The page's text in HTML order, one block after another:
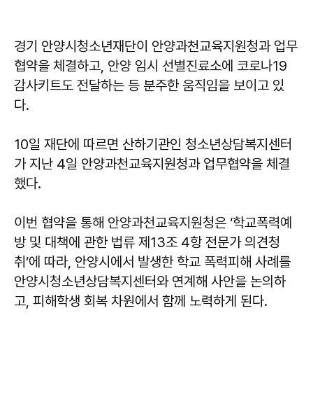
경기 안양시청소년재단이 안양과천교육지원청과 업무
협약을 체결하고, 안양 임시 선별진료소에 코로나19
감사키트도 전달하는 등 분주한 움직임을 보이고 있
다.
10일 재단에 따르면 산하기관인 청소년상담복지센터
가 지난 4일 안양과천교육지원청과 업무협약을 체결
했다.
이번 협약을 통해 안양과천교육지원청은 ‘학교폭력예
방 및 대책에 관한 법류 제13조 4항 전문가 의견청
취’에 따라, 안양시에서 발생한 학교 폭력피해 사례를
안양시청소년상담복지센터와 연계해 사안을 논의하
고, 피해학생 회복 차원에서 함께 노력하게 된다.